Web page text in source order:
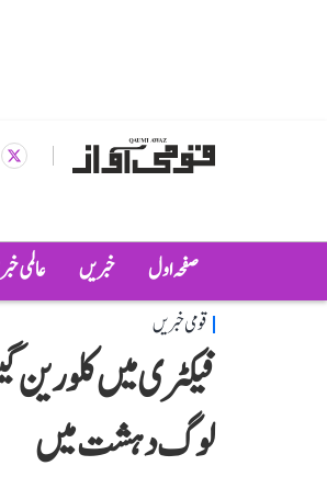
صفحہ اول خبریں عالمی
قومی خبریں
فیکٹری میں
لوگ دہشت میں